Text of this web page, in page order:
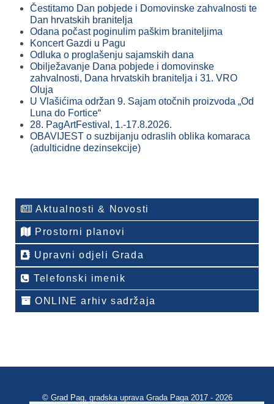
Čestitamo Dan pobjede i Domovinske zahvalnosti te
Dan hrvatskih branitelja
Odana počast poginulim paškim braniteljima
Koncert Gazdi u Pagu
Odluka o proglašenju sajamskih dana
Obilježavanje Dana pobjede i domovinske
zahvalnosti, Dana hrvatskih branitelja i 31. VRO
Oluja
U Vlašićima održan 9. Sajam otočnih proizvoda „Od
Luna do Fortice“
28. PagArtFestival, 1.-17.8.2026.
OBAVIJEST o suzbijanju odraslih oblika komaraca
(adulticidne dezinsekcije)
Aktualnosti & Novosti
Prostorni planovi
Upravni odjeli Grada
Telefonski imenik
ONLINE arhiv sadržaja
© Grad Pag, gradska uprava Grada Paga 2017 - 2026